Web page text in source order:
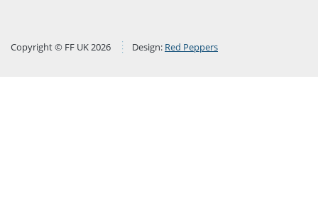
Copyright © FF UK 2026 Design: Red Peppers